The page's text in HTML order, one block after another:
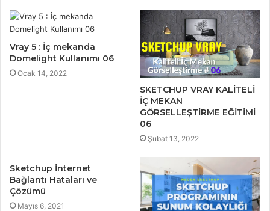
e
s
Vray 5 : İç mekanda
Domelight Kullanımı 06
Ocak 14, 2022
SKETCHUP VRAY KALİTELİ
İÇ MEKAN
GÖRSELLEŞTİRME EĞİTİMİ
06
Şubat 13, 2022
Sketchup İnternet
Bağlantı Hataları ve
Çözümü
Mayıs 6, 2021